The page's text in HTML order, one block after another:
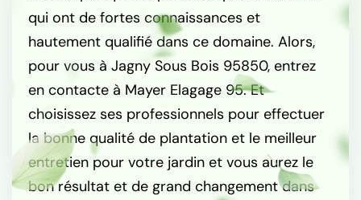
qui ont de fortes connaissances et
hautement qualifié dans ce domaine. Alors,
pour vous à Jagny Sous Bois 95850, entrez
en contacte à Mayer Elagage 95. Et
choisissez ses professionnels pour effectuer
la bonne qualité de plantation et le meilleur
entretien pour votre jardin et vous aurez le
bon résultat et de grand changement dans